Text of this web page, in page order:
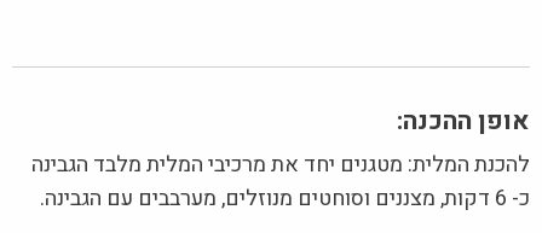
אופן ההכנה:
להכנת המלית: מטגנים יחד את מרכיבי המלית מלבד הגבינה
כ- 6 דקות, מצננים וסוחטים מנוזלים, מערבבים עם הגבינה.